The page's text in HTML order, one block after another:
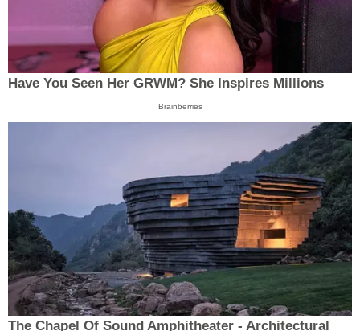
Have You Seen Her GRWM? She Inspires Millions
Brainberries
The Chapel Of Sound Amphitheater - Architectural